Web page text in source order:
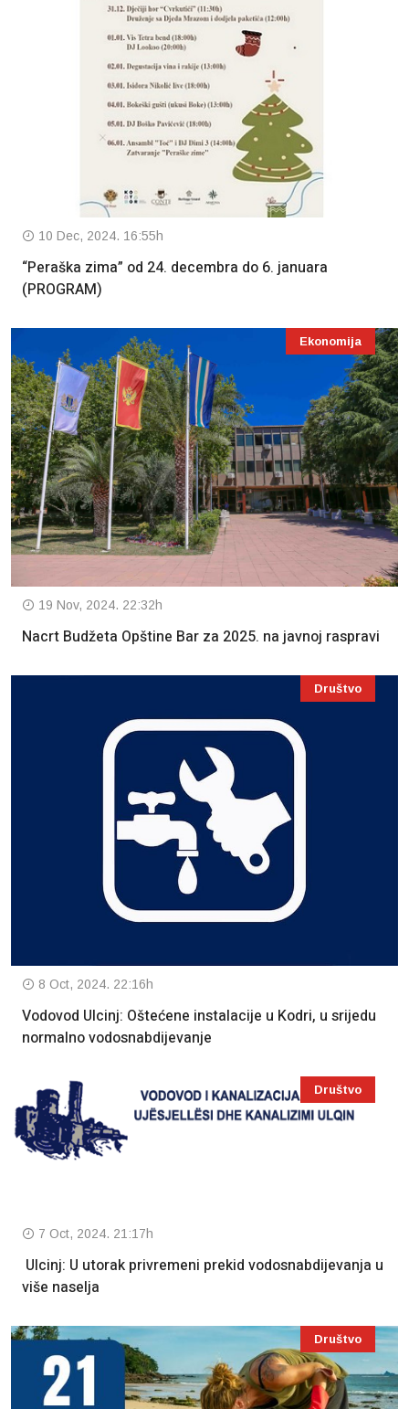
10 Dec, 2024. 16:55h
“Peraška zima” od 24. decembra do 6. januara
(PROGRAM)
Ekonomija
19 Nov, 2024. 22:32h
Nacrt Budžeta Opštine Bar za 2025. na javnoj raspravi
Društvo
8 Oct, 2024. 22:16h
Vodovod Ulcinj: Oštećene instalacije u Kodri, u srijedu
normalno vodosnabdijevanje
Društvo
7 Oct, 2024. 21:17h
Ulcinj: U utorak privremeni prekid vodosnabdijevanja u
više naselja
Društvo